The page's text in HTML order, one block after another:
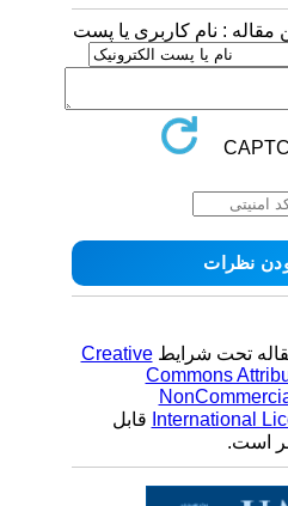
: نام کاربری یا پست
تحت شرایطCreative
Commons
Internationalقابل
است.